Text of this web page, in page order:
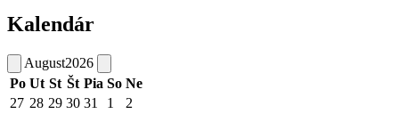
Kalendár
August2026
Po Ut St Št Pia So Ne
27 28 29 30 31 1
2